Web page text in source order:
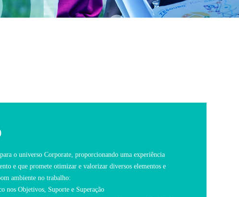
o universo Corporate, proporcionando uma experiência
e que promete otimizar e valorizar diversos elementos e
ambiente no trabalho:
nos Objetivos, Suporte e Superação